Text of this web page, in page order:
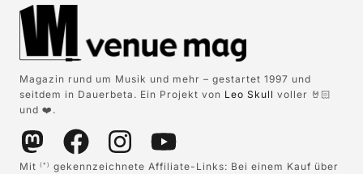
Magazin rund um Musik und mehr – gestartet 1997 und
seitdem in Dauerbeta. Ein Projekt von Leo Skull voller 🤘🏻
und ❤️.
Mit (*)
gekennzeichnete Affiliate-Links: Bei einem Kauf über